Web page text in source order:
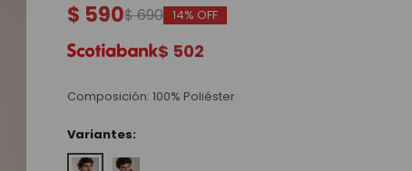
$ 590$690 14
$ 502
Composición: 100% Poliéster
Variantes: